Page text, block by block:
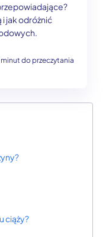
i jak odróżnić
minut do przeczytania
ciąży?